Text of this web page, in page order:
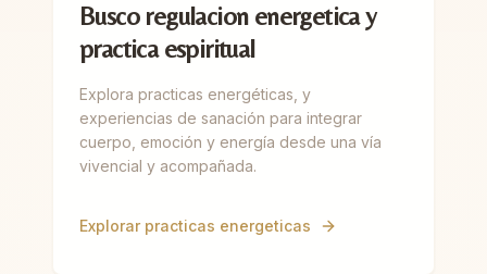
Busco regulacion energetica y
practica espiritual
Explora practicas energéticas, y
experiencias de sanación para integrar
cuerpo, emoción y energía desde una vía
vivencial y acompañada.
Explorar practicas energeticas